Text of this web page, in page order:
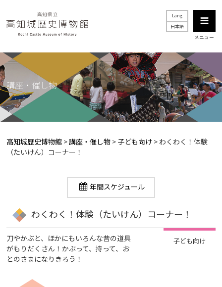
Lang
日本語
メニュー
講座・催し物
高知城歴史博物館 >講座・催し物 > 子ども向け > わくわく！体験
（たいけん）コーナー！
年間スケジュール
わくわく！体験（たいけん）コーナー！
刀やかぶと、ほかにもいろんな昔の道具
がもりだくさん！かぶって、持って、お
とのさまになりきろう！
子ども向け